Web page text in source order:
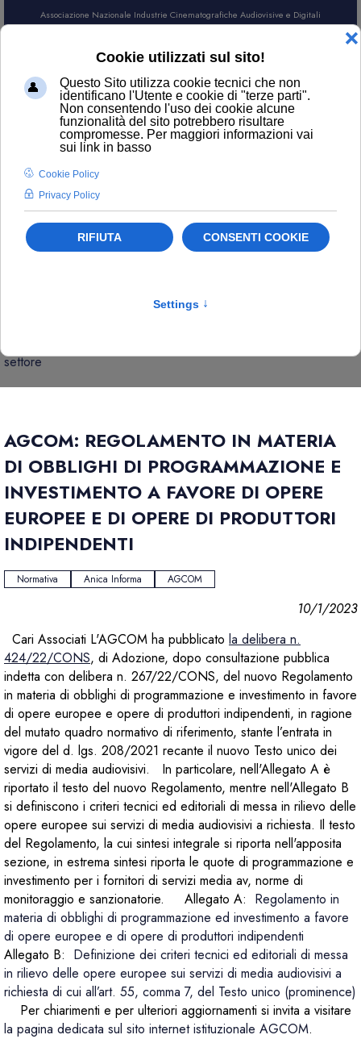
Associazione Nazionale Industrie Cinematografiche Audiovisive e Digitali
CERCA
settore
AGCOM: REGOLAMENTO IN MATERIA
DI OBBLIGHI DI PROGRAMMAZIONE E
INVESTIMENTO A FAVORE DI OPERE
EUROPEE E DI OPERE DI PRODUTTORI
INDIPENDENTI
Normativa Anica Informa AGCOM
10/1/2023
Cari Associati L'AGCOM ha pubblicato la delibera n.
424/22/CONS, di Adozione, dopo consultazione pubblica
indetta con delibera n. 267/22/CONS, del nuovo Regolamento
in materia di obblighi di programmazione e investimento in favore
di opere europee e opere di produttori indipendenti, in ragione
del mutato quadro normativo di riferimento, stante l’entrata in
vigore del d. lgs. 208/2021 recante il nuovo Testo unico dei
servizi di media audiovisivi. In particolare, nell'Allegato A è
riportato il testo del nuovo Regolamento, mentre nell'Allegato B
si definiscono i criteri tecnici ed editoriali di messa in rilievo delle
opere europee sui servizi di media audiovisivi a richiesta. Il testo
del Regolamento, la cui sintesi integrale si riporta nell'apposita
sezione, in estrema sintesi riporta le quote di programmazione e
investimento per i fornitori di servizi media av, norme di
monitoraggio e sanzionatorie. Allegato A: Regolamento in
materia di obblighi di programmazione ed investimento a favore
di opere europee e di opere di produttori indipendenti
Allegato B: Definizione dei criteri tecnici ed editoriali di messa
in rilievo delle opere europee sui servizi di media audiovisivi a
richiesta di cui all’art. 55, comma 7, del Testo unico (prominence)
Per chiarimenti e per ulteriori aggiornamenti si invita a visitare
la pagina dedicata sul sito internet istituzionale AGCOM.